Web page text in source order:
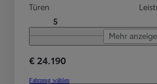
Türen
5
Mehr
€ 24.190
Fahrzeug wählen